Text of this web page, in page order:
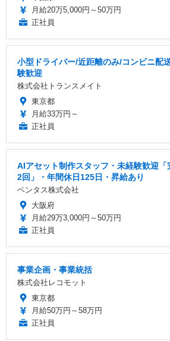
月給20万5,000円～50万円
正社員
小型ドライバー/近距離のみ/コンビニ配
験歓迎
株式会社トランスメイト
東京都
月給33万円～
正社員
AIアセット制作スタッフ・未経験歓迎
2回」・年間休日125日・昇給あり
ベンタス株式会社
大阪府
月給29万3,000円～50万円
正社員
事業企画・事業統括
株式会社レコモット
東京都
月給50万円～58万円
正社員